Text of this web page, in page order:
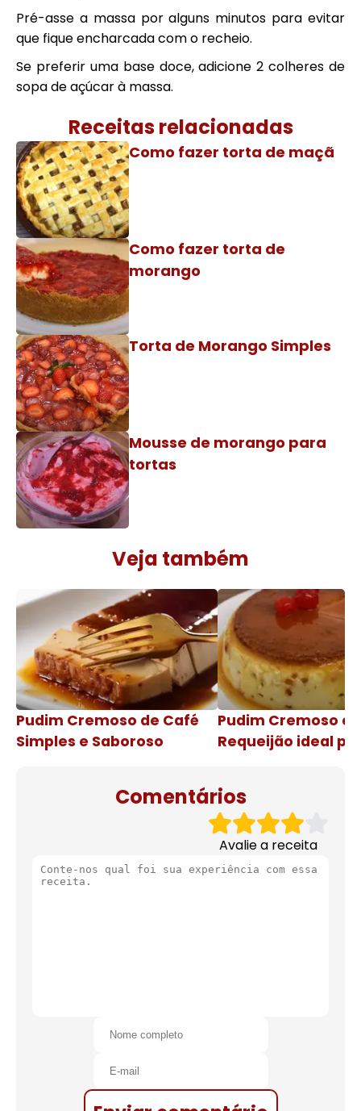
Pré-asse a massa por alguns minutos para evitar
que fique encharcada com o recheio.
Se preferir uma base doce, adicione 2 colheres de
sopa de açúcar à massa.
Receitas relacionadas
Como fazer torta de maçã
Como fazer torta de
morango
Torta de Morango Simples
Mousse de morango para
tortas
Veja também
Pudim Cremoso de Café
Simples e Saboroso
Pudim Cremoso
Requeijão ideal
Comentários
Avalie a receita